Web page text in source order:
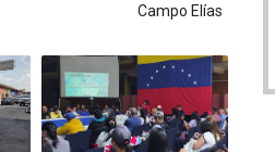
Campo Elías